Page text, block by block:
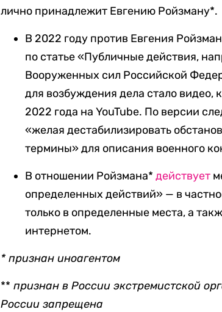
лично принадлежит Евгению Ройзману*.
В 2022 году против Евгения
по статье «Публичные действия,
Вооруженных сил Российской
для возбуждения дела стало видео,
2022 года на YouTube. По версии
«желая дестабилизировать
термины» для описания военного
В отношении Ройзмана*действует
определенных действий» — в
только в определенные места, а
интернетом.
* признан иноагентом
** признан в России экстремистской
России запрещена